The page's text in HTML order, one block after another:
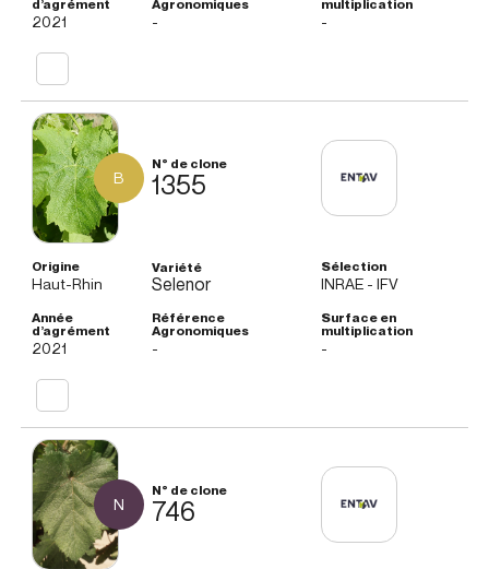
Acidez total
Intensidad aromática
Habilidades
enológicas
vinos bien estructurados y con una buena
Nota
general
nivel de producción bajo, altos niveles de antocianinas
y polifenoles. Clon apto para la producción de vinos de
2021 - -
B 1355
Selenor
Haut-Rhin INRAE - IFV
2021 - -
N 746